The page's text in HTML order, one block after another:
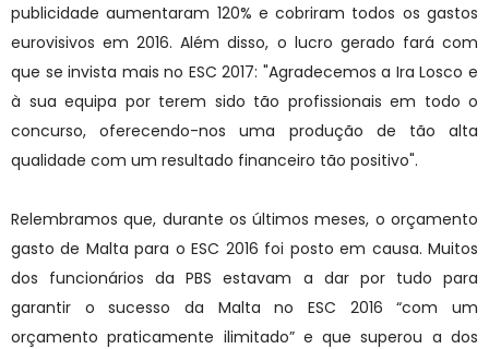
publicidade aumentaram 120% e cobriram todos os gastos
eurovisivos em 2016. Além disso, o lucro gerado fará com
que se invista mais no ESC 2017: "Agradecemos a Ira Losco e
à sua equipa por terem sido tão profissionais em todo o
concurso, oferecendo-nos uma produção de tão alta
qualidade com um resultado financeiro tão positivo".
Relembramos que, durante os últimos meses, o orçamento
gasto de Malta para o ESC 2016 foi posto em causa. Muitos
dos funcionários da PBS estavam a dar por tudo para
garantir o sucesso da Malta no ESC 2016 “com um
orçamento praticamente ilimitado” e que superou a dos